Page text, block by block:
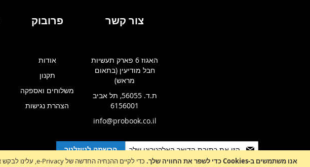
אנו משתמשים ב-Cookies כדי לשפר את החוויה שלך. כדי לקיים ההנחיה החדשה של e-Privacy, עלינו לבקש את הסכמתך להגדיר את ה-Cookies.
Sign
הרשמה לניוזלטר
צור קשר
האגוז 6 פארק תעשיות
חבל מודיעין (בתאום
מראש)
ת.ד. 56055, תל אביב
6156001
info@probook.co.il
פרובוק
אודות
תקנון
משלוחים ואספקה
הצהרת נגישות